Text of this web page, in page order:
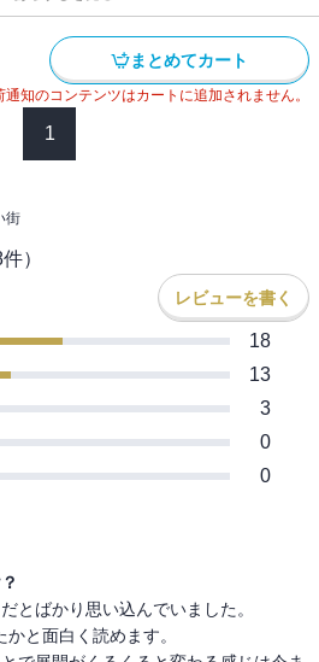
まとめてカート
知のコンテンツはカートに追加されません。
1
街
件）
レビューを書く
18
13
3
0
0
とばかり思い込んでいました。
と面白く読めます。